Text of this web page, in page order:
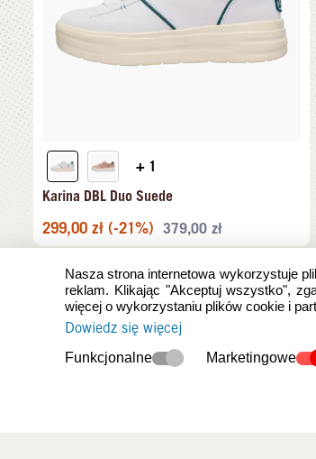
+ 1
Karina DBL Duo Suede
299,00 zł (-21%) 379,00 zł
Nasza strona internetowa wykorzystuje
reklam. Klikając "Akceptuj wszystko",
więcej o wykorzystaniu plików cookie i
Dowiedz się więcej
Funkcjonalne Marketingowe